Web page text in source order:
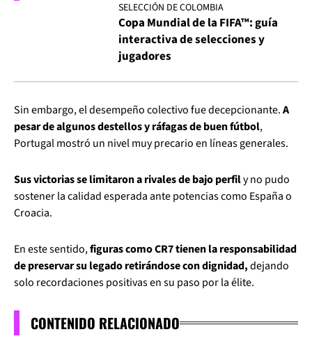
SELECCIÓN DE COLOMBIA
Copa Mundial de la FIFA™: guía
interactiva de selecciones y
jugadores
Sin embargo, el desempeño colectivo fue decepcionante.A
pesar de algunos destellos y ráfagas de buen fútbol,
Portugal mostró un nivel muy precario en líneas generales.
Sus victorias se limitaron a rivales de bajo perfily no pudo
sostener la calidad esperada ante potencias como España o
Croacia.
En este sentido,figuras como CR7 tienen la responsabilidad
de preservar su legado retirándose con dignidad,dejando
solo recordaciones positivas en su paso por la élite.
CONTENIDO RELACIONADO